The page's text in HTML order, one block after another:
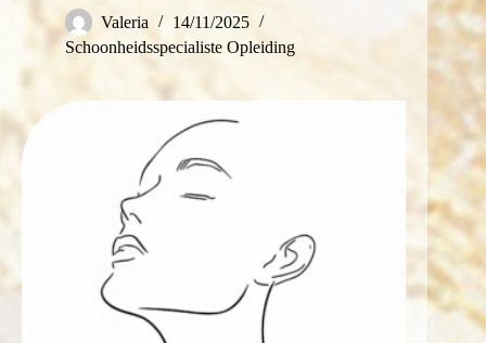
Valeria
14/11/2025
Schoonheidsspecialiste Opleiding